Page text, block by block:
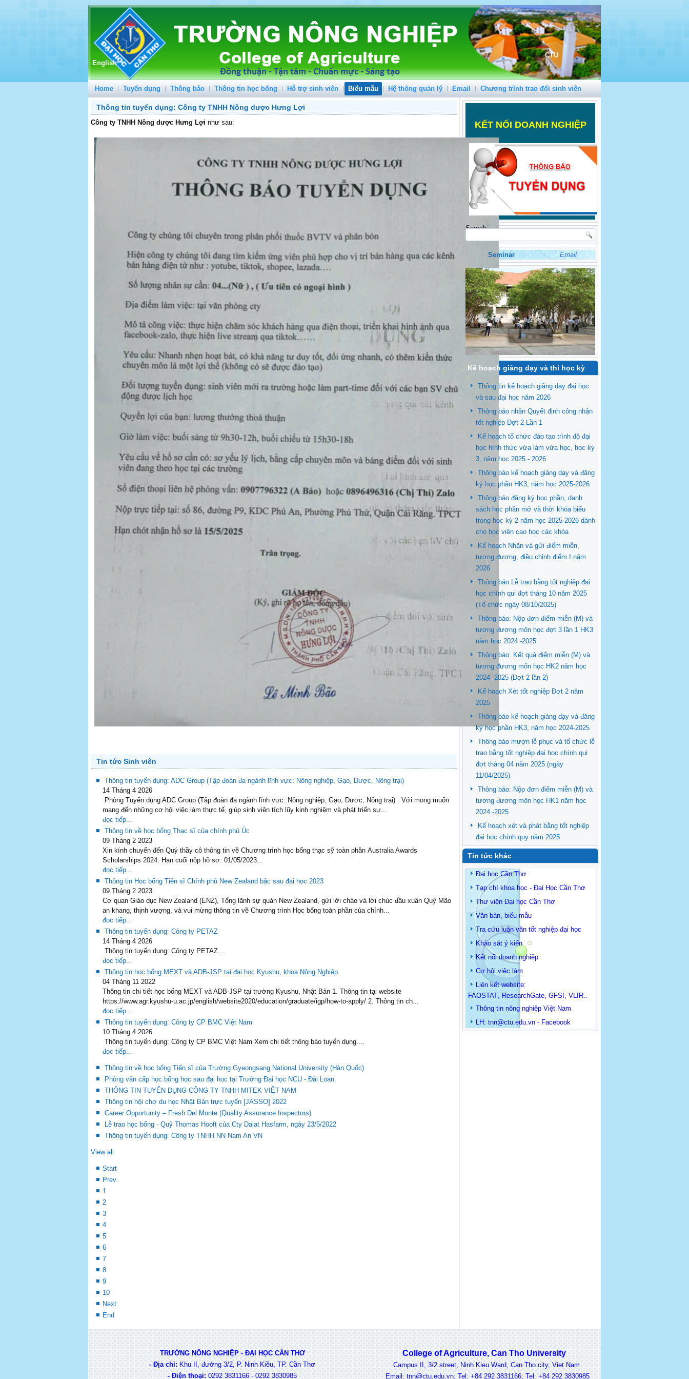
CTU
English
Home Tuyển dụng Thông báo Thông tin học bổng Hỗ trợ sinh viên Biểu mẫu Hệ thống quản lý Email Chương trình trao đổi sinh viên
Thông tin tuyển dụng: Công ty TNHH Nông dược Hưng Lợi
Công ty TNHH Nông dược Hưng Lợi như sau:
Tin tức Sinh viên
Thông tin tuyển dụng: ADC Group (Tập đoàn đa ngành lĩnh vực: Nông nghiệp, Gạo, Dược, Nông trại)
14 Tháng 4 2026
Phòng Tuyển dụng ADC Group (Tập đoàn đa ngành lĩnh vực: Nông nghiệp, Gạo, Dược, Nông trại) . Với mong muốn
mang đến những cơ hội việc làm thực tế, giúp sinh viên tích lũy kinh nghiệm và phát triển sự...
đọc tiếp...
Thông tin về học bổng Thạc sĩ của chính phủ Úc
09 Tháng 2 2023
Xin kính chuyển đến Quý thầy cô thông tin về Chương trình học bổng thạc sỹ toàn phần Australia Awards
Scholarships 2024. Hạn cuối nộp hồ sơ: 01/05/2023...
đọc tiếp...
Thông tin Học bổng Tiến sĩ Chính phủ New Zealand bậc sau đại học 2023
09 Tháng 2 2023
Cơ quan Giáo dục New Zealand (ENZ), Tổng lãnh sự quán New Zealand, gửi lời chào và lời chúc đầu xuân Quý Mão
an khang, thịnh vượng, và vui mừng thông tin về Chương trình Học bổng toàn phần của chính...
đọc tiếp...
Thông tin tuyển dụng: Công ty PETAZ
14 Tháng 4 2026
Thông tin tuyển dụng: Công ty PETAZ ...
đọc tiếp...
Thông tin học bổng MEXT và ADB-JSP tại đại học Kyushu, khoa Nông Nghiệp.
04 Tháng 11 2022
Thông tin chi tiết học bổng MEXT và ADB-JSP tại trường Kyushu, Nhật Bản 1. Thông tin tại website
https://www.agr.kyushu-u.ac.jp/english/website2020/education/graduate/igp/how-to-apply/ 2. Thông tin ch...
đọc tiếp...
Thông tin tuyển dụng: Công ty CP BMC Việt Nam
10 Tháng 4 2026
Thông tin tuyển dụng: Công ty CP BMC Việt Nam Xem chi tiết thông báo tuyển dụng....
đọc tiếp...
Thông tin về học bổng Tiến sĩ của Trường Gyeongsang National University (Hàn Quốc)
Phỏng vấn cấp học bổng học sau đại học tại Trường Đại học NCU - Đài Loan.
THÔNG TIN TUYỂN DỤNG CÔNG TY TNHH MITEK VIỆT NAM
Thông tin hội chợ du học Nhật Bản trực tuyến [JASSO] 2022
Career Opportunity – Fresh Del Monte (Quality Assurance Inspectors)
Lễ trao học bổng - Quỹ Thomas Hooft của Cty Dalat Hasfarm, ngày 23/5/2022
Thông tin tuyển dụng: Công ty TNHH NN Nam An VN
View all
Start
Prev
1
2
3
4
5
6
7
8
9
10
Next
End
KẾT NỐI DOANH NGHIỆP
Search
Seminar Email
Kế hoạch giảng dạy và thi học kỳ
Thông tin kế hoạch giảng dạy đại học
và sau đại học năm 2026
Thông báo nhận Quyết định công nhận
tốt nghiệp Đợt 2 Lần 1
Kế hoạch tổ chức đào tạo trình độ đại
học hình thức vừa làm vừa học, học kỳ
3, năm học 2025 - 2026
Thông báo kế hoạch giảng dạy và đăng
ký học phần HK3, năm học 2025-2026
Thông báo đăng ký học phần, danh
sách học phần mở và thời khóa biểu
trong học kỳ 2 năm học 2025-2026 dành
cho học viên cao học các khóa
Kế hoạch Nhận và gửi điểm miễn,
tương đương, điều chỉnh điểm I năm
2026
Thông báo Lễ trao bằng tốt nghiệp đại
học chính qui đợt tháng 10 năm 2025
(Tổ chức ngày 08/10/2025)
Thông báo: Nộp đơn điểm miễn (M) và
tương đương môn học đợt 3 lần 1 HK3
năm học 2024 -2025
Thông báo: Kết quả điểm miễn (M) và
tương đương môn học HK2 năm học
2024 -2025 (Đợt 2 lần 2)
Kế hoạch Xét tốt nghiệp Đợt 2 năm
2025
Thông báo kế hoạch giảng dạy và đăng
ký học phần HK3, năm học 2024-2025
Thông báo mượn lễ phục và tổ chức lễ
trao bằng tốt nghiệp đại học chính qui
đợt tháng 04 năm 2025 (ngày
11/04/2025)
Thông báo: Nộp đơn điểm miễn (M) và
tương đương môn học HK1 năm học
2024 -2025
Kế hoạch xét và phát bằng tốt nghiệp
đại học chính quy năm 2025
Tin tức khác
Đại học Cần Thơ
Tạp chí khoa học - Đại Học Cần Thơ
Thư viện Đại học Cần Thơ
Văn bản, biểu mẫu
Tra cứu luận văn tốt nghiệp đại học
Khảo sát ý kiến
Kết nối doanh nghiệp
Cơ hội việc làm
Liên kết website:
FAOSTAT, ResearchGate, GFSI , VLIR..
Thông tin nông nghiệp Việt Nam
LH: tnn@ctu.edu.vn - Facebook
TRƯỜNG NÔNG NGHIỆP - ĐẠI HỌC CẦN THƠ
- Địa chỉ: Khu II, đường 3/2, P. Ninh Kiều, TP. Cần Thơ
- Điện thoại: 0292 3831166 - 0292 3830985
College of Agriculture, Can Tho University
Campus II, 3/2 street, Ninh Kieu Ward, Can Tho city, Viet Nam
Email: tnn@ctu.edu.vn; Tel: +84 292 3831166; Tel: +84 292 3830985